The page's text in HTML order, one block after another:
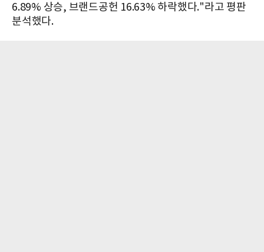
6.89% 상승, 브랜드공헌 16.63% 하락했다."라고 평판
분석했다.